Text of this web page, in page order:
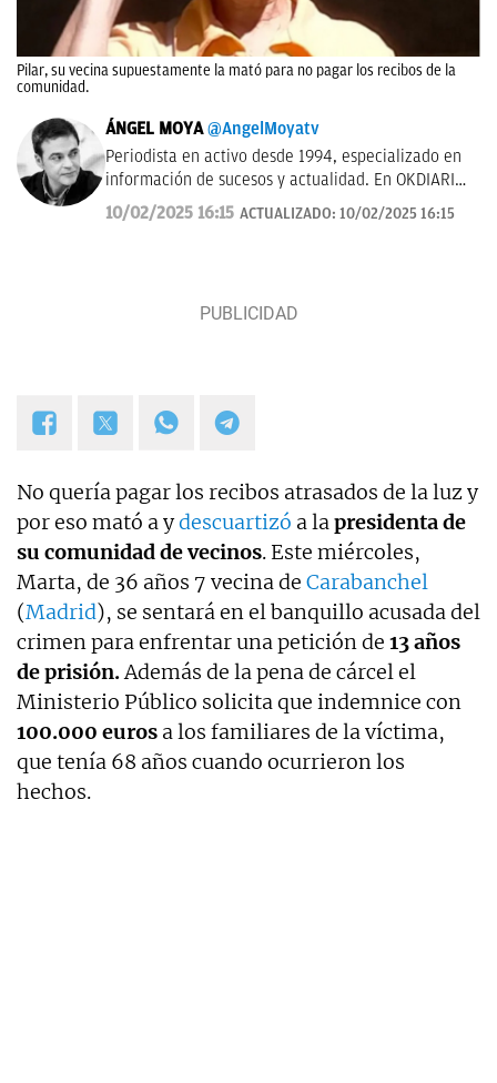
Pilar, su vecina supuestamente la mató para no pagar los recibos de la
comunidad.
ÁNGEL MOYA @AngelMoyatv
Periodista en activo desde 1994, especializado en
información de sucesos y actualidad. En OKDIARIO
desde el año 2018. Fui redactor del Diario de Las
Palmas, pasé por los Informativos de Telecinco, me
hasta el año 2019 y desde entonces colaboro con
libros "Los reyes latinos", "Red de mentiras" y "Tras
el muro".
10/02/2025 16:15 ACTUALIZADO: 10/02/2025 16:15
No quería pagar los recibos atrasados de la luz y
por eso mató a ydescuartizó a lapresidenta de
su comunidad de vecinos. Este miércoles,
Marta, de 36 años 7 vecina de Carabanchel
(Madrid), se sentará en el banquillo acusada del
crimen para enfrentar una petición de 13 años
de prisión.Además de la pena de cárcel el
Ministerio Público solicita que indemnice con
100.000 euros a los familiares de la víctima,
que tenía 68 años cuando ocurrieron los
hechos.